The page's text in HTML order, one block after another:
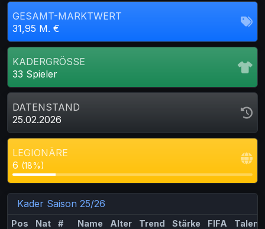
GESAMT-MARKTWERT
31,95 M. €
KADERGRÖSSE
33 Spieler
DATENSTAND
25.02.2026
LEGIONÄRE
6 (18%)
Kader Saison 25/26
Pos Nat # Name Alter Trend Stärke FIFA Talent